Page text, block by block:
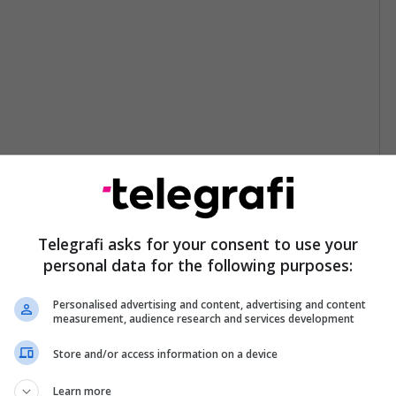
Telegrafi asks for your consent to use your
personal data for the following purposes:
Personalised advertising and content, advertising and content
measurement, audience research and services development
Store and/or access information on a device
Learn more